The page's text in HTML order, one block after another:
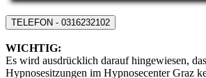
TELEFON - 0316232102
WICHTIG:
Es wird ausdrücklich darauf hingewiesen,
Hypnosesitzungen im Hypnosecenter Graz